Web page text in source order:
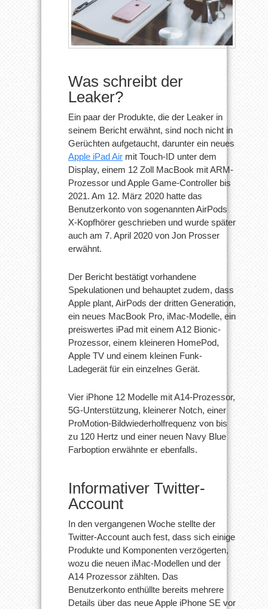
Was schreibt der
Leaker?
Ein paar der Produkte, die der Leaker in
seinem Bericht erwähnt, sind noch nicht in
Gerüchten aufgetaucht, darunter ein neues
Apple iPad Air mit Touch-ID unter dem
Display, einem 12 Zoll MacBook mit ARM-
Prozessor und Apple Game-Controller bis
2021. Am 12. März 2020 hatte das
Benutzerkonto von sogenannten AirPods
X-Kopfhörer geschrieben und wurde später
auch am 7. April 2020 von Jon Prosser
erwähnt.
Der Bericht bestätigt vorhandene
Spekulationen und behauptet zudem, dass
Apple plant, AirPods der dritten Generation,
ein neues MacBook Pro, iMac-Modelle, ein
preiswertes iPad mit einem A12 Bionic-
Prozessor, einem kleineren HomePod,
Apple TV und einem kleinen Funk-
Ladegerät für ein einzelnes Gerät.
Vier iPhone 12 Modelle mit A14-Prozessor,
5G-Unterstützung, kleinerer Notch, einer
ProMotion-Bildwiederholfrequenz von bis
zu 120 Hertz und einer neuen Navy Blue
Farboption erwähnte er ebenfalls.
Informativer Twitter-
Account
In den vergangenen Woche stellte der
Twitter-Account auch fest, dass sich einige
Produkte und Komponenten verzögerten,
wozu die neuen iMac-Modellen und der
A14 Prozessor zählten. Das
Benutzerkonto enthüllte bereits mehrere
Details über das neue Apple iPhone SE vor